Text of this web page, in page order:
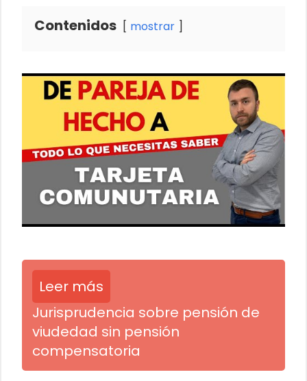
Contenidos mostrar
Leer más
Jurisprudencia sobre pensión de
viudedad sin pensión
compensatoria